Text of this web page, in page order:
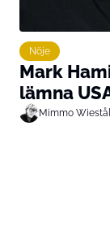
Nöje
Mark
lämna
Mimmo